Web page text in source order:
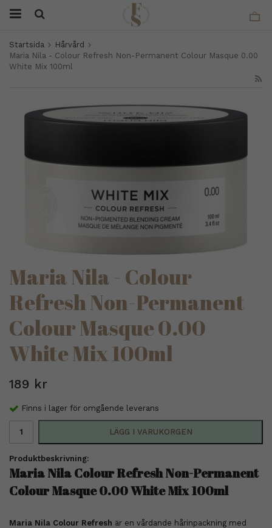
Startsida
Hårvård
Maria Nila - Colour Refresh Non-Permanent Colour Masque 0.00
White Mix 100ml
Maria Nila - Colour
Refresh Non-Permanent
Colour Masque 0.00
White Mix 100ml
189 kr
Finns i lager för omgående leverans
LÄGG I VARUKORGEN
Produktbeskrivning:
Maria Nila Colour Refresh Non-Permanent
Colour Masque 0.00 White Mix 100ml
Maria Nila Colour Refresh är en vårdande hårinpackning med